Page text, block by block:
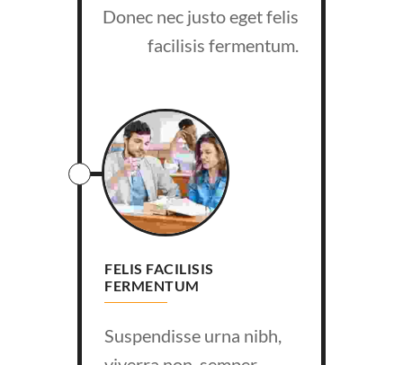
Donec nec justo eget felis
facilisis fermentum.
FELIS FACILISIS
FERMENTUM
Suspendisse urna nibh,